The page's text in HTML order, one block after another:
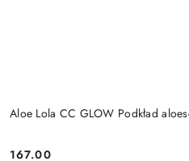
Aloe Lola CC GLOW Podkład
167.00